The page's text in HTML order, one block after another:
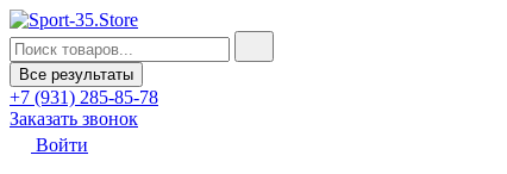
Все результаты
+7 (931) 285-85-78
Заказать звонок
Войти